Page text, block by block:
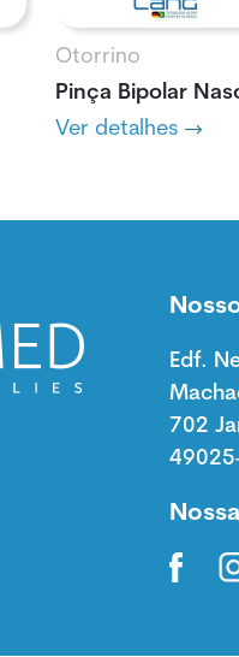
Otorrino
Pinça Bipolar
Ver detalhes
Edf.
702